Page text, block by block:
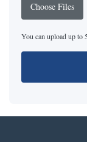
Choose Files
You can upload up to